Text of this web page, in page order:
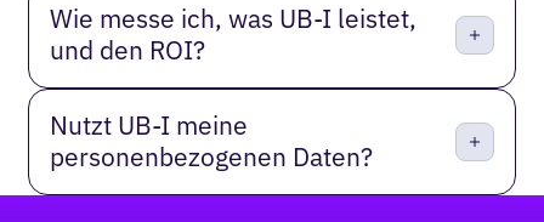
Wie messe ich, was UB-I leistet,
und den ROI?
Nutzt UB-I meine
personenbezogenen Daten?